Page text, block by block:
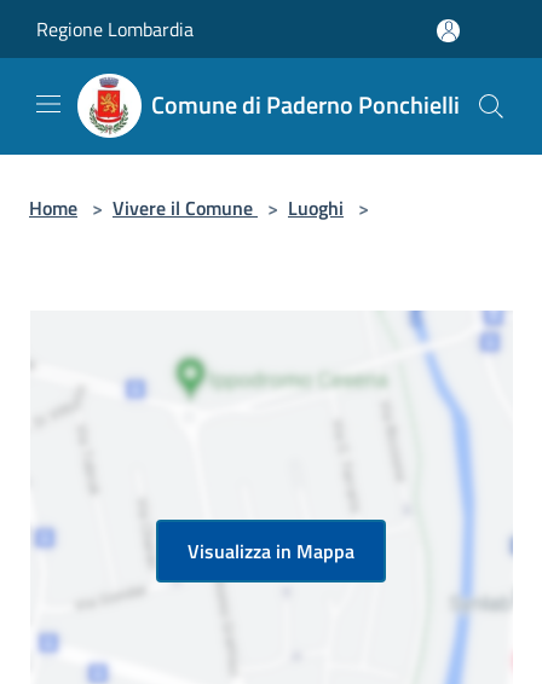
Regione Lombardia
Comune di Paderno Ponchielli
Home > Vivere il Comune > Luoghi >
Visualizza in Mappa